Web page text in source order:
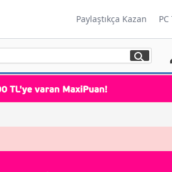
Paylaştıkça Kazan